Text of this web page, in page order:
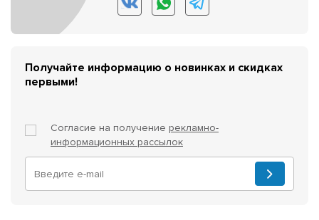
Получайте информацию о новинках и скидках
первыми!
Согласие на получение рекламно-
информационных рассылок